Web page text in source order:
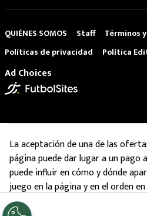
QUIÉNES SOMOS Staff
Términos
Políticas de privacidad
Política
Ad Choices
La aceptación de una de las
página puede dar lugar a un pago
puede influir en cómo y dónde
juego en la página y en el orden
influye en nuestras evaluaciones.